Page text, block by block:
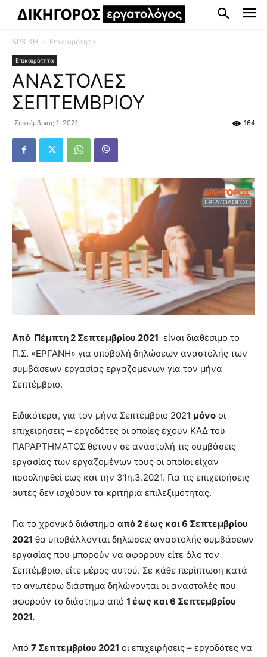
ΑΡΧΙΚΗ Επικαιρότητα
Επικαιρότητα
ΑΝΑΣΤΟΛΕΣ
ΣΕΠΤΕΜΒΡΙΟΥ
Σεπτέμβριος 1, 2021 164
Από Πέμπτη 2 Σεπτεμβρίου 2021 είναι διαθέσιμο το
Π.Σ. «ΕΡΓΑΝΗ» για υποβολή δηλώσεων αναστολής των
συμβάσεων εργασίας εργαζομένων για τον μήνα
Σεπτέμβριο.
Ειδικότερα, για τον μήνα Σεπτέμβριο 2021 μόνο οι
επιχειρήσεις – εργοδότες οι οποίες έχουν ΚΑΔ του
ΠΑΡΑΡΤΗΜΑΤΟΣ θέτουν σε αναστολή τις συμβάσεις
εργασίας των εργαζομένων τους οι οποίοι είχαν
προσληφθεί έως και την 31η.3.2021. Για τις επιχειρήσεις
αυτές δεν ισχύουν τα κριτήρια επιλεξιμότητας.
Για το χρονικό διάστημα από 2 έως και 6 Σεπτεμβρίου
2021 θα υποβάλλονται δηλώσεις αναστολής συμβάσεων
εργασίας που μπορούν να αφορούν είτε όλο τον
Σεπτέμβριο, είτε μέρος αυτού. Σε κάθε περίπτωση κατά
το ανωτέρω διάστημα δηλώνονται οι αναστολές που
αφορούν το διάστημα από 1 έως και 6 Σεπτεμβρίου
2021.
Από 7 Σεπτεμβρίου 2021 οι επιχειρήσεις – εργοδότες να